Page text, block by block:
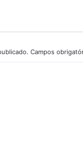
Campos